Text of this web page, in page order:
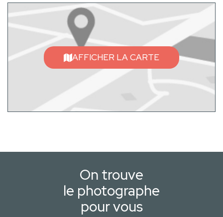
AFFICHER LA CARTE
On trouve
le photographe
pour vous